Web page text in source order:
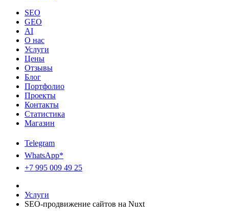
SEO
GEO
AI
О нас
Услуги
Цены
Отзывы
Блог
Портфолио
Проекты
Контакты
Статистика
Магазин
Telegram
WhatsApp*
+7 995 009 49 25
Услуги
SEO-продвижение сайтов на Nuxt